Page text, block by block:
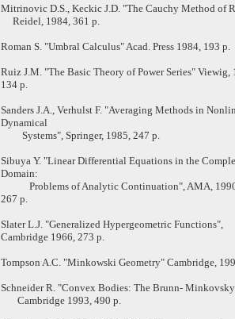
Mitrinovic D.S., Keckic J.D. "The Cauchy Method of
Reidel, 1984, 361 p.
Roman S. "Umbral Calculus" Acad. Press 1984, 193 p.
Ruiz J.M. "The Basic Theory of Power Series" Viewig,
134 p.
Sanders J.A., Verhulst F. "Averaging Methods in
Dynamical
Systems", Springer, 1985, 247 p.
Sibuya Y. "Linear Differential Equations in the
Domain:
Problems of Analytic Continuation", AMA,
267 p.
Slater L.J. "Generalized Hypergeometric Functions",
Cambridge 1966, 273 p.
Tompson A.C. "Minkowski Geometry" Cambridge,
Schneider R. "Convex Bodies: The Brunn-
Cambridge 1993, 490 p.